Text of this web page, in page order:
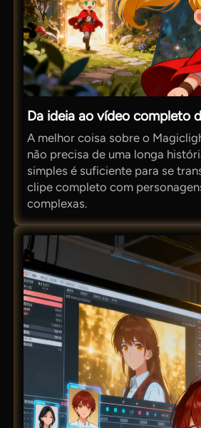
Da ideia ao vídeo completo
A melhor coisa sobre o
não precisa de uma longa
simples é suficiente para se
clipe completo com
complexas.